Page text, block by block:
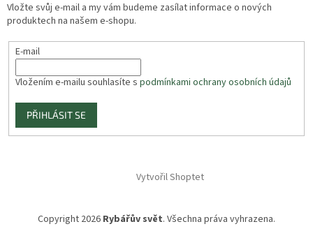
Vložte svůj e-mail a my vám budeme zasílat informace o nových
produktech na našem e-shopu.
E-mail
Vložením e-mailu souhlasíte s podmínkami ochrany osobních údajů
PŘIHLÁSIT SE
Vytvořil Shoptet
Copyright 2026 Rybářův svět. Všechna práva vyhrazena.